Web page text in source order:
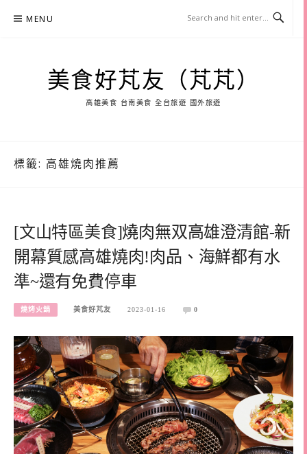
MENU
美食好芃友（芃芃）
高雄美食 台南美食 全台旅遊 國外旅遊
標籤: 高雄燒肉推薦
[文山特區美食]燒肉無双高雄澄清館-新
開幕質感高雄燒肉!肉品、海鮮都有水
準~還有免費停車
燒烤火鍋 美食好芃友 2023-01-16 0